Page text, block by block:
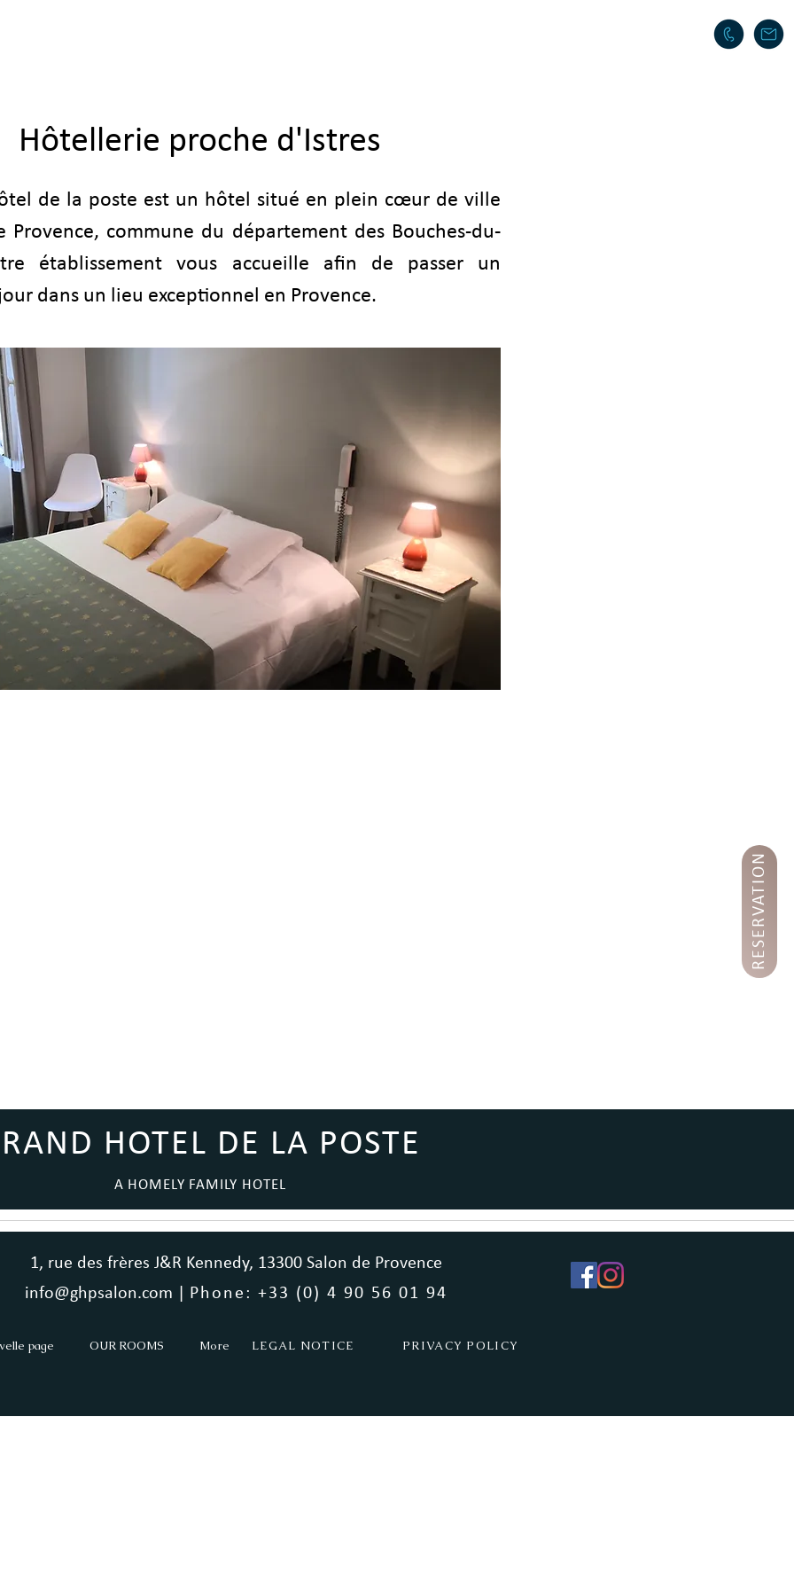
RESERVATION
Hôtellerie proche d'Istres
de la poste est un hôtel situé en plein cœur de ville
Provence, commune du département des Bouches-du-
établissement vous accueille afin de passer un
dans un lieu exceptionnel en Provence.
HOTEL DE LA POSTE
A HOMELY FAMILY HOTEL
1, rue des frères J&R Kennedy, 13300 Salon de Provence
info@ghpsalon.com |
Phone: +33 (0) 4 90 56 01 94
page OUR ROOMS More LEGAL NOTICE PRIVACY POLICY